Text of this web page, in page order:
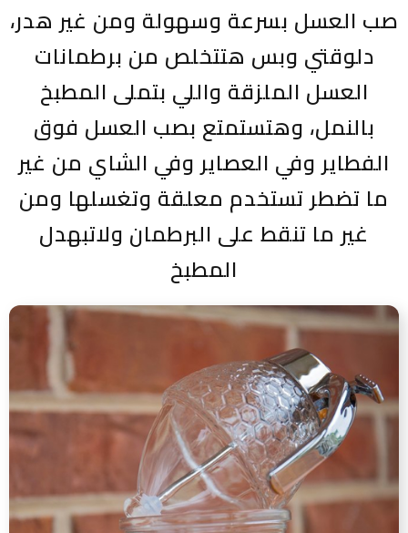
صب العسل بسرعة وسهولة ومن غير هدر،
دلوقتي وبس هتتخلص من برطمانات
العسل الملزقة واللي بتملى المطبخ
بالنمل، وهتستمتع بصب العسل فوق
الفطاير وفي العصاير وفي الشاي من غير
ما تضطر تستخدم معلقة وتغسلها ومن
غير ما تنقط على البرطمان ولاتبهدل
المطبخ